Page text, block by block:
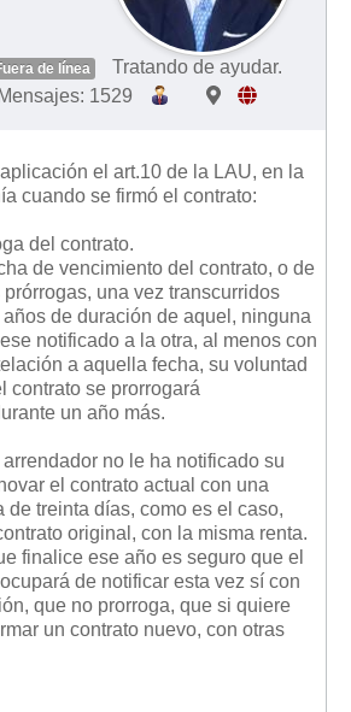
de línea
Tratando de ayudar.
Mensajes: 1529
el art.10 de la LAU, en la
cuando se firmó el contrato:
del contrato.
de vencimiento del contrato, o de
una vez transcurridos
de duración de aquel, ninguna
notificado a la otra, al menos con
a aquella fecha, su voluntad
contrato se prorrogará
un año más.
no le ha notificado su
el contrato actual con una
de treinta días, como es el caso,
original, con la misma renta.
finalice ese año es seguro que el
de notificar esta vez sí con
que no prorroga, que si quiere
un contrato nuevo, con otras